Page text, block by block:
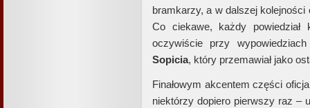
bramkarzy, a w dalszej
Co ciekawe, każdy powiedział
oczywiście przy
Sopicia, który przemawiał jako
Finałowym akcentem części
niektórzy dopiero pierwszy raz –